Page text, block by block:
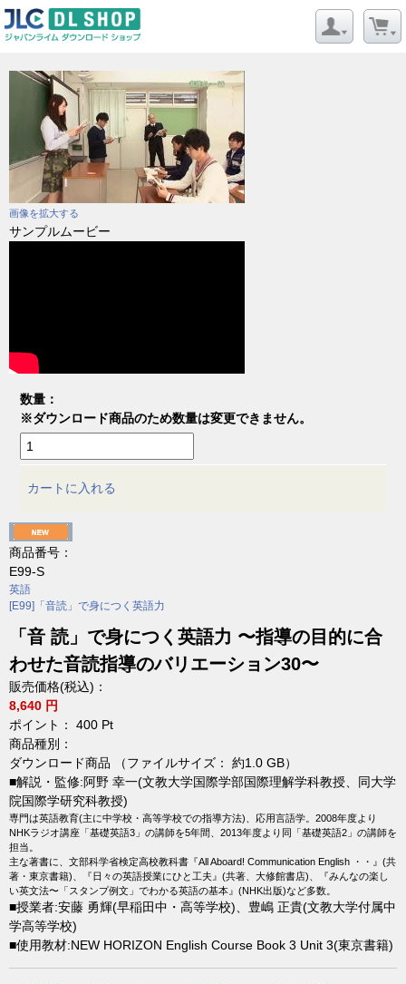
画像を拡大する
サンプルムービー
数量：
※ダウンロード商品のため数量は変更できません。
カートに入れる
商品番号：
E99-S
英語
[E99]「音読」で身につく英語力
「音 読」で身につく英語力 〜指導の目的に合
わせた音読指導のバリエーション30〜
販売価格(税込)：
8,640 円
ポイント： 400 Pt
商品種別：
ダウンロード商品 （ファイルサイズ： 約1.0 GB）
■解説・監修:阿野 幸一(文教大学国際学部国際理解学科教授、同大学
院国際学研究科教授)
専門は英語教育(主に中学校・高等学校での指導方法)、応用言語学。2008年度より
NHKラジオ講座「基礎英語3」の講師を5年間、2013年度より同「基礎英語2」の講師を
担当。
主な著書に、文部科学省検定高校教科書『All Aboard! Communication English ・・』(共
著・東京書籍)、『日々の英語授業にひと工夫』(共著、大修館書店)、『みんなの楽し
い英文法〜「スタンプ例文」でわかる英語の基本』(NHK出版)など多数。
■授業者:安藤 勇輝(早稲田中・高等学校)、豊嶋 正貴(文教大学付属中
学高等学校)
■使用教材:NEW HORIZON English Course Book 3 Unit 3(東京書籍)